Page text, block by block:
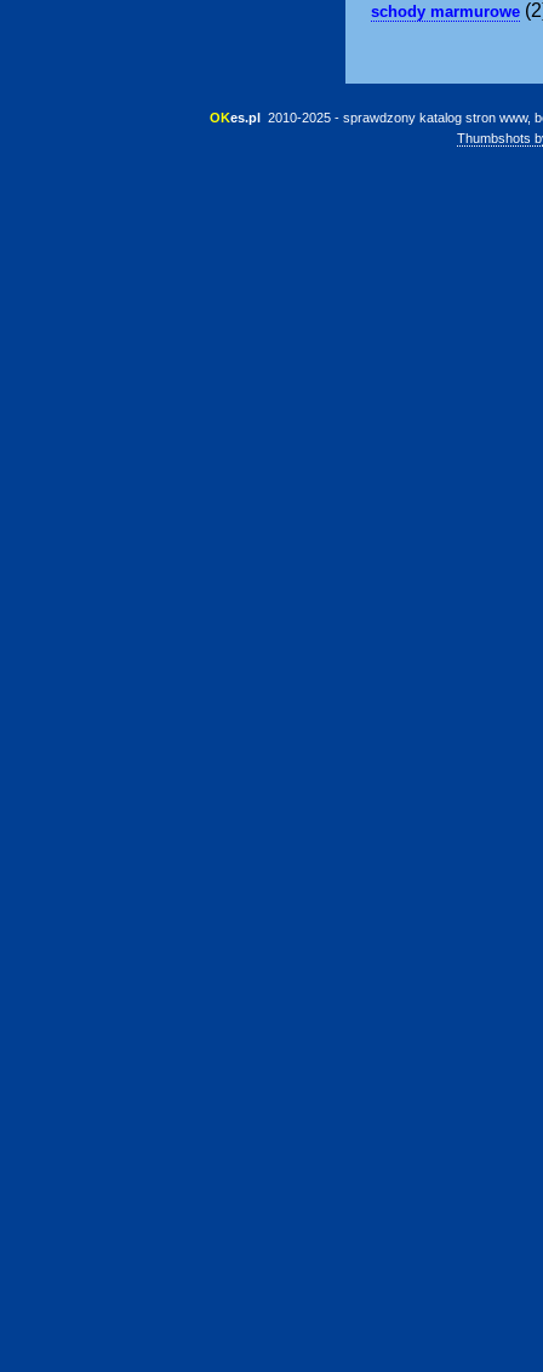
schody marmurowe
OKes.pl 2010-2025 - sprawdzony katalog stron www,
Thumbshots